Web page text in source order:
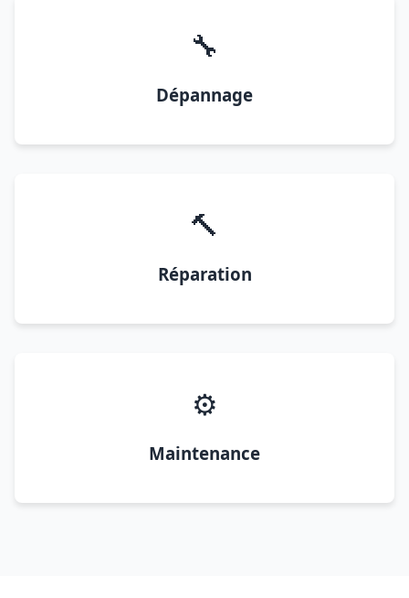
🔧
Dépannage
🔨
Réparation
⚙️
Maintenance